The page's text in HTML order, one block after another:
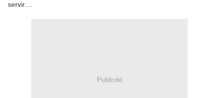
servir....
Publicité